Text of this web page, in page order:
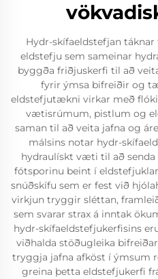
Hydr-skífaeldstefjan
eldstefju sem sameinar
byggða friðjuskerfi til að
fyrir ýmsa bifreiðir og
eldstefjutækni virkar með
vætisrúmum, pistlum og
saman til að veita jafna og
málsins notar hydr-
hydraulískt væti til að senda
fótsporinu beint í
snúðskífu sem er fest við
virkjun tryggir sléttan,
sem svarar strax á inntak
hydr-skífaeldstefjukerfisins
viðhalda stöðugleika
tryggja jafna afköst í ýmsum
greina þetta eldstefjukerfi